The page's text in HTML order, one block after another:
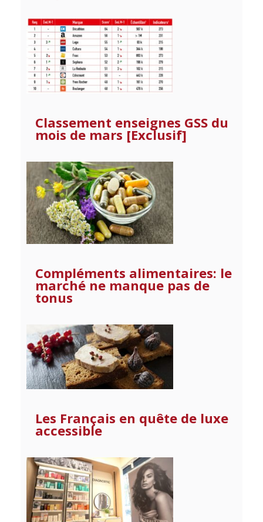
Classement enseignes GSS du
mois de mars [Exclusif]
Compléments alimentaires: le
marché ne manque pas de
tonus
Les Français en quête de luxe
accessible